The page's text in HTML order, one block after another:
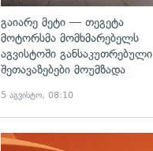
გაიარე მეტი — თეგეტა
მოტორსმა მომხმარებელს
აგვისტოში განსაკუთრებული
შეთავაზებები მოუმზადა
5 აგვისტო, 08:10